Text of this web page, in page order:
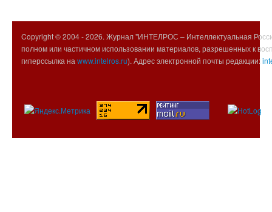
Copyright © 2004 -2026. Журнал "ИНТЕЛРОС – Интеллектуальная
полном или частичном использовании материалов, разрешенных к
гиперссылка на www.intelros.ru). Адрес электронной почты редакции: